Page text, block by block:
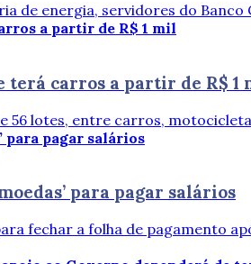
de energia, servidores do
terá carros a partir de R$ 1
lotes, entre carros,
para pagar salários
fechar a folha de pagamento